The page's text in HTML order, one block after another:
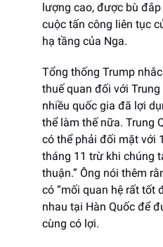
lượng cao, được bù
cuộc tấn công liên tục
hạ tầng của Nga.
Tổng thống Trump
thuế quan đối với Trung
nhiều quốc gia đã lợi
thể làm thế nữa. Trung
có thể phải đối mặt với
tháng 11 trừ khi chúng
thuận.” Ông nói thêm
có “mối quan hệ rất tốt
nhau tại Hàn Quốc để
cùng có lợi.